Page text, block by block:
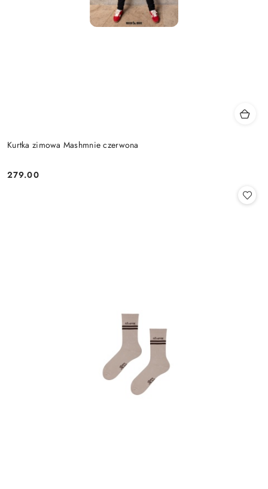
Kurtka zimowa Mashmnie czerwona
Cena:
279.00